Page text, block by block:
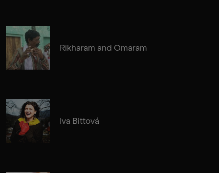
Rikharam and Omaram
Iva Bittová